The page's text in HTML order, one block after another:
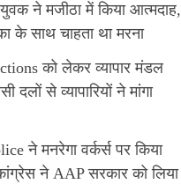
ने मजीठा में किया आत्मदाह,
के साथ चाहता था मरना
को लेकर व्यापार मंडल
दलों से व्यापारियों ने मांगा
ने मनरेगा वर्कर्स पर किया
ने AAP सरकार को लिया